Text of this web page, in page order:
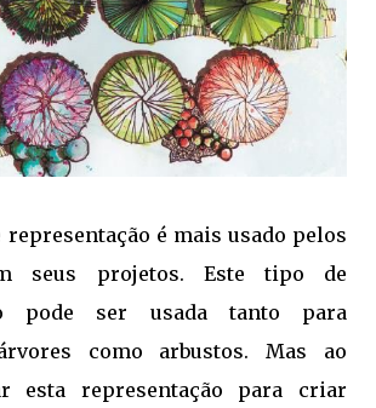
representação é mais usado pelos
seus projetos. Este tipo de
pode ser usada tanto para
como arbustos. Mas ao
esta representação para criar